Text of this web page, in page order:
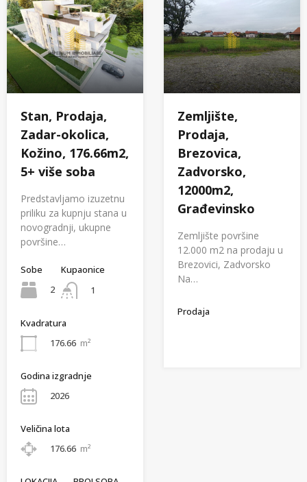
Stan, Prodaja,
Zadar-okolica,
Kožino, 176.66m2,
5+ više soba
Predstavljamo izuzetnu
priliku za kupnju stana u
novogradnji, ukupne
površine…
Sobe
2
Kupaonice
1
Kvadratura
176.66 m²
Godina izgradnje
2026
Veličina lota
176.66 m²
Zemljište,
Prodaja,
Brezovica,
Zadvorsko,
12000m2,
Građevinsko
Zemljište površine
12.000 m2 na prodaju u
Brezovici, Zadvorsko
Na…
Prodaja